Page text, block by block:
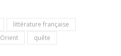
littérature française
Orient
quête